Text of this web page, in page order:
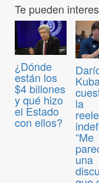
Te pueden
¿Dónde
están los
$4 billones
y qué hizo
el Estado
con ellos?
la
“Me
una